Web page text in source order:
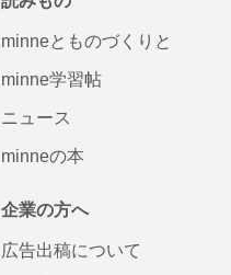
minneとものづくりと
minne学習帖
ニュース
minneの本
企業の方へ
広告出稿について